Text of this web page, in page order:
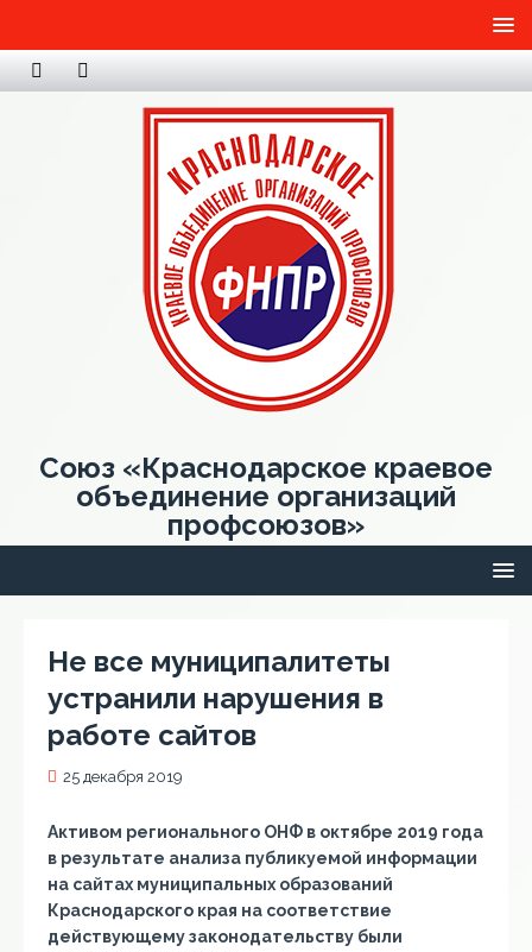
Союз «Краснодарское краевое
объединение организаций
профсоюзов»
Не все муниципалитеты
устранили нарушения в
работе сайтов
25 декабря 2019
Активом регионального ОНФ в октябре 2019 года
в результате анализа публикуемой информации
на сайтах муниципальных образований
Краснодарского края на соответствие
действующему законодательству были